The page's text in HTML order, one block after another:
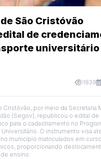
São Cristóvão
de
universitário
1839
Cristóvão, por meio da Secretaria
(Segov), republicou o edital de
para o cadastramento no
Universitário. O instrumento visa
município matriculados em
proporcionando
ensino.